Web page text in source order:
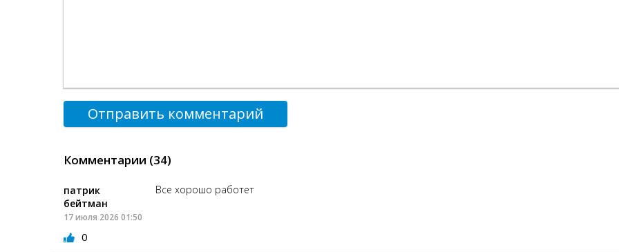
Отправить комментарий
Комментарии (34)
патрик
бейтман
17 июля 2026 01:50
Все хорошо работет
0